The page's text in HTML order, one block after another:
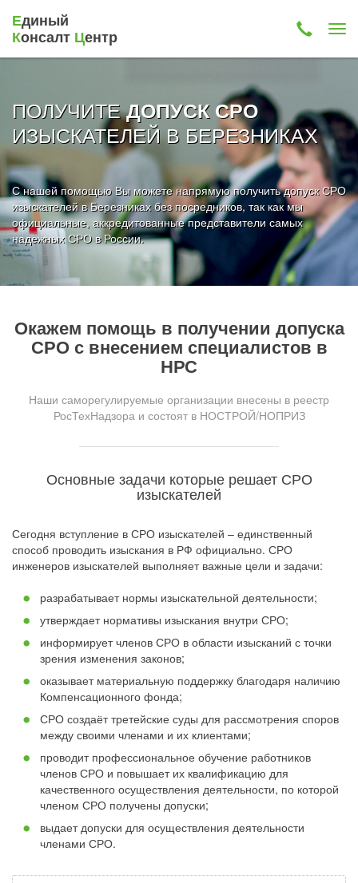
Единый
Консалт Центр
ПОЛУЧИТЕДОПУСК СРО
ИЗЫСКАТЕЛЕЙ В БЕРЕЗНИКАХ
С нашей помощью Вы можете напрямую получить допуск СРО
изыскателей в Березниках без посредников, так как мы
официальные, аккредитованные представители самых
надежных СРО в России.
Окажем помощь в получении допуска
СРО с внесением специалистов в
НРС
Наши саморегулируемые организации внесены в реестр
РосТехНадзора и состоят в НОСТРОЙ/НОПРИЗ
Основные задачи которые решает СРО
изыскателей
Сегодня вступление в СРО изыскателей – единственный
способ проводить изыскания в РФ официально. СРО
инженеров изыскателей выполняет важные цели и задачи:
разрабатывает нормы изыскательной деятельности;
утверждает нормативы изыскания внутри СРО;
информирует членов СРО в области изысканий с точки
зрения изменения законов;
оказывает материальную поддержку благодаря наличию
Компенсационного фонда;
СРО создаёт третейские суды для рассмотрения споров
между своими членами и их клиентами;
проводит профессиональное обучение работников
членов СРО и повышает их квалификацию для
качественного осуществления деятельности, по которой
членом СРО получены допуски;
выдает допуски для осуществления деятельности
членами СРО.